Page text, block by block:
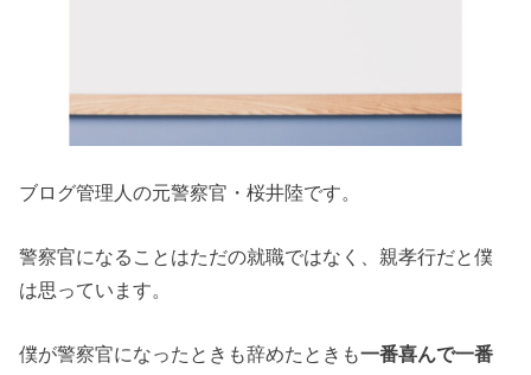
ブログ管理人の元警察官・桜井陸です。
警察官になることはただの就職ではなく、親孝行だと僕
は思っています。
僕が警察官になったときも辞めたときも一番喜んで一番